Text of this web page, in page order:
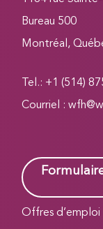
Bureau 500
Montréal,
Tel.: +1 (514)
Courriel :
Offres d’emploi